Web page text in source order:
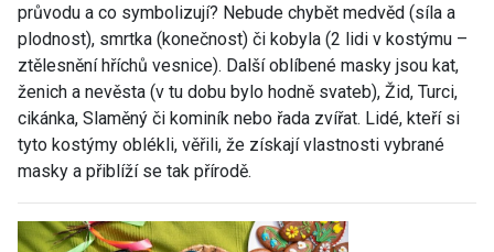
průvodu a co symbolizují? Nebude chybět medvěd (síla a
plodnost), smrtka (konečnost) či kobyla (2 lidi v kostýmu –
ztělesnění hříchů vesnice). Další oblíbené masky jsou kat,
ženich a nevěsta (v tu dobu bylo hodně svateb), Žid, Turci,
cikánka, Slaměný či kominík nebo řada zvířat. Lidé, kteří si
tyto kostýmy oblékli, věřili, že získají vlastnosti vybrané
masky a přiblíží se tak přírodě.